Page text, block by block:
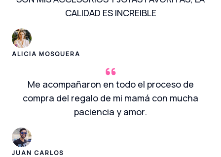
CALIDAD ES INCREIBLE
ALICIA MOSQUERA
Me acompañaron en todo el proceso de
compra del regalo de mi mamá con mucha
paciencia y amor.
JUAN CARLOS